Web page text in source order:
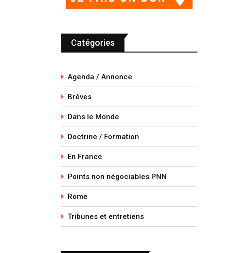
Catégories
Agenda / Annonce
Brèves
Dans le Monde
Doctrine / Formation
En France
Points non négociables PNN
Rome
Tribunes et entretiens